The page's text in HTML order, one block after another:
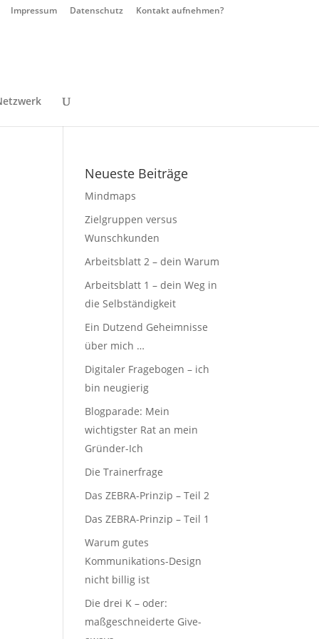
Impressum Datenschutz Kontakt aufnehmen?
Neueste Beiträge
Mindmaps
Zielgruppen versus
Wunschkunden
Arbeitsblatt 2 – dein Warum
Arbeitsblatt 1 – dein Weg in
die Selbständigkeit
Ein Dutzend Geheimnisse
über mich …
Digitaler Fragebogen – ich
bin neugierig
Blogparade: Mein
wichtigster Rat an mein
Gründer-Ich
Die Trainerfrage
Das ZEBRA-Prinzip – Teil 2
Das ZEBRA-Prinzip – Teil 1
Warum gutes
Kommunikations-Design
nicht billig ist
Die drei K – oder:
maßgeschneiderte Give-